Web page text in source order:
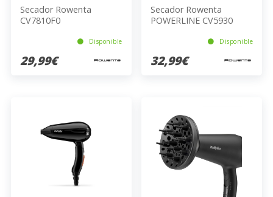
Secador Rowenta
CV7810F0
Disponible
29,99€
Secador Rowenta
POWERLINE CV5930
Disponible
32,99€